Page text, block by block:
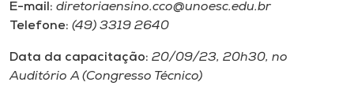
E-mail: diretoriaensino.cco@unoesc.edu.br
Telefone: (49) 3319 2640
Data da capacitação: 20/09/23, 20h30, no
Auditório A (Congresso Técnico)